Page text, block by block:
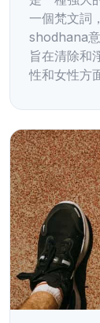
一個梵文詞
shodhana
旨在清除和
性和女性方